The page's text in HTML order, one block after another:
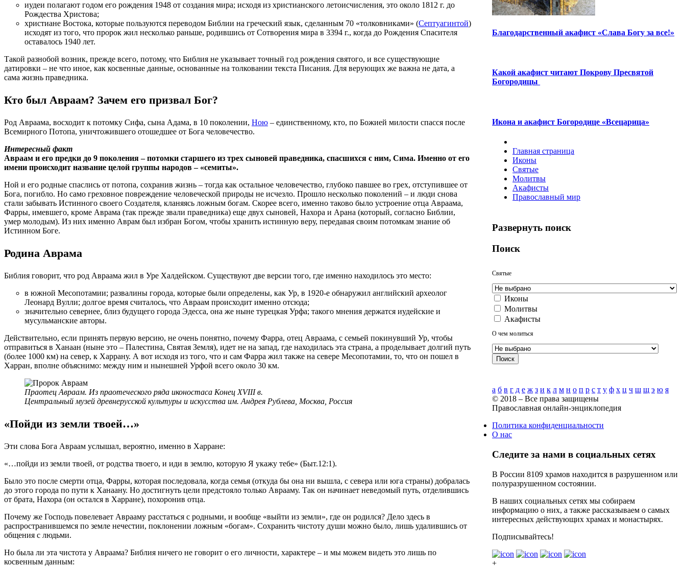
иудеи полагают годом его рождения 1948 от создания мира; исходя из христианского летоисчисления, это около 1812 г. до
Рождества Христова;
христиане Востока, которые пользуются переводом Библии на греческий язык, сделанным 70 «толковниками» (Септуагинтой)
исходят из того, что пророк жил несколько раньше, родившись от Сотворения мира в 3394 г., когда до Рождения Спасителя
оставалось 1940 лет.
Такой разнобой возник, прежде всего, потому, что Библия не указывает точный год рождения святого, и все существующие
датировки – не что иное, как косвенные данные, основанные на толковании текста Писания. Для верующих же важна не дата, а
сама жизнь праведника.
Кто был Авраам? Зачем его призвал Бог?
Род Авраама, восходит к потомку Сифа, сына Адама, в 10 поколении, Ною – единственному, кто, по Божией милости спасся после
Всемирного Потопа, уничтожившего отошедшее от Бога человечество.
Интересный факт
Авраам и его предки до 9 поколения – потомки старшего из трех сыновей праведника, спасшихся с ним, Сима. Именно от его
имени происходит название целой группы народов – «семиты».
Ной и его родные спаслись от потопа, сохранив жизнь – тогда как остальное человечество, глубоко павшее во грех, отступившее от
Бога, погибло. Но само греховное повреждение человеческой природы не исчезло. Прошло несколько поколений – и люди снова
стали забывать Истинного своего Создателя, кланяясь ложным богам. Скорее всего, именно таково было устроение отца Авраама,
Фарры, имевшего, кроме Аврама (так прежде звали праведника) еще двух сыновей, Нахора и Арана (который, согласно Библии,
умер молодым). Из них именно Аврам был избран Богом, чтобы хранить истинную веру, передавая своим потомкам знание об
Истинном Боге.
Родина Аврама
Библия говорит, что род Авраама жил в Уре Халдейском. Существуют две версии того, где именно находилось это место:
в южной Месопотамии; развалины города, которые были определены, как Ур, в 1920-е обнаружил английский археолог
Леонард Вулли; долгое время считалось, что Авраам происходит именно отсюда;
значительно севернее, близ будущего города Эдесса, она же ныне турецкая Урфа; такого мнения держатся иудейские и
мусульманские авторы.
Действительно, если принять первую версию, не очень понятно, почему Фарра, отец Авраама, с семьей покинувший Ур, чтобы
отправиться в Ханаан (ныне это – Палестина, Святая Земля), идет не на запад, где находилась эта страна, а проделывает долгий путь
(более 1000 км) на север, к Харрану. А вот исходя из того, что и сам Фарра жил также на севере Месопотамии, то, что он пошел в
Харран, вполне объяснимо: между ним и нынешней Урфой всего около 30 км.
Праотец Авраам. Из праотеческого ряда иконостаса Конец XVIII в.
Центральный музей древнерусской культуры и искусства им. Андрея Рублева, Москва, Россия
«Пойди из земли твоей…»
Эти слова Бога Авраам услышал, вероятно, именно в Харране:
«…пойди из земли твоей, от родства твоего, и иди в землю, которую Я укажу тебе» (Быт.12:1).
Было это после смерти отца, Фарры, которая последовала, когда семья (откуда бы она ни вышла, с севера или юга страны) добралась
до этого города по пути к Ханаану. Но достигнуть цели предстояло только Аврааму. Так он начинает неведомый путь, отделившись
от брата, Нахора (он остался в Харране), похоронив отца.
Почему же Господь повелевает Аврааму расстаться с родными, и вообще «выйти из земли», где он родился? Дело здесь в
распространившемся по земле нечестии, поклонении ложным «богам». Сохранить чистоту души можно было, лишь удалившись от
общения с людьми.
Но была ли эта чистота у Авраама? Библия ничего не говорит о его личности, характере – и мы можем видеть это лишь по
косвенным данным:
Благодарственный акафист «Слава Богу за все!»
Какой акафист читают Покрову Пресвятой
Богородицы
Икона и акафист Богородице «Всецарица»
Главная страница
Иконы
Святые
Молитвы
Акафисты
Православный мир
Развернуть поиск
Поиск
Святые
Иконы
Молитвы
Акафисты
О чем молиться
Поиск
а б в г д е ж з и к л м н о п р с т у ф х ц ч ш щ э ю я
© 2018 – Все права защищены
Православная онлайн-энциклопедия
Политика конфиденциальности
О нас
Следите за нами в социальных сетях
В России 8109 храмов находится в разрушенном или
полуразрушенном состоянии.
В наших социальных сетях мы собираем
информацию о них, а также рассказываем о самых
интересных действующих храмах и монастырях.
Подписывайтесь!
+